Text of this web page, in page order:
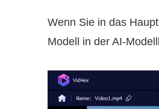
Wenn Sie in das
Modell in der AI-